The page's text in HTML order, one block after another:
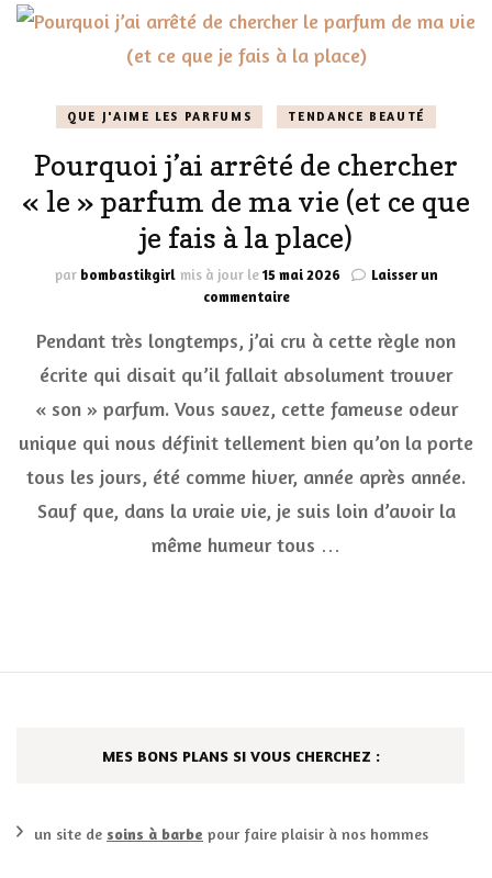
QUE J'AIME LES PARFUMS TENDANCE BEAUTÉ
Pourquoi j’ai arrêté de chercher
« le » parfum de ma vie (et ce que
je fais à la place)
par bombastikgirl mis à jour le15 mai 2026
Laisser un
commentairesur
j’ai
de
chercher
parfum
de
ma
vie
la
Pendant très longtemps, j’ai cru à cette règle non
écrite qui disait qu’il fallait absolument trouver
« son » parfum. Vous savez, cette fameuse odeur
unique qui nous définit tellement bien qu’on la porte
tous les jours, été comme hiver, année après année.
Sauf que, dans la vraie vie, je suis loin d’avoir la
même humeur tous …
MES BONS PLANS SI VOUS CHERCHEZ :
un site de soins à barbe pour faire plaisir à nos hommes